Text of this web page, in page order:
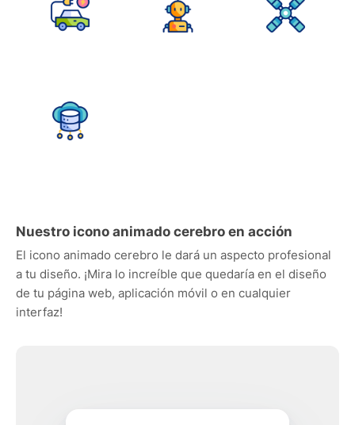
Nuestro icono animado cerebro en acción
El icono animado cerebro le dará un aspecto profesional
a tu diseño. ¡Mira lo increíble que quedaría en el diseño
de tu página web, aplicación móvil o en cualquier
interfaz!